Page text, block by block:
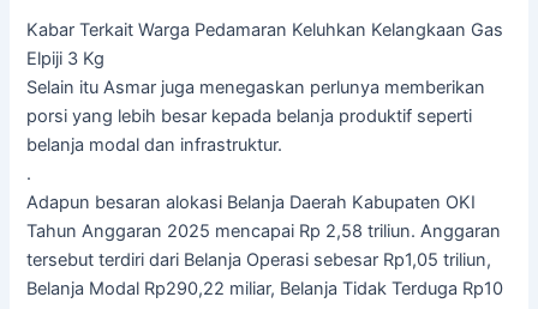
Kabar Terkait Warga Pedamaran Keluhkan Kelangkaan Gas
Elpiji 3 Kg
Selain itu Asmar juga menegaskan perlunya memberikan
porsi yang lebih besar kepada belanja produktif seperti
belanja modal dan infrastruktur.
.
Adapun besaran alokasi Belanja Daerah Kabupaten OKI
Tahun Anggaran 2025 mencapai Rp 2,58 triliun. Anggaran
tersebut terdiri dari Belanja Operasi sebesar Rp1,05 triliun,
Belanja Modal Rp290,22 miliar, Belanja Tidak Terduga Rp10